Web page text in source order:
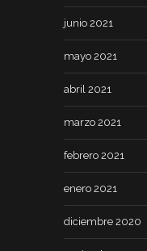
junio 2021
mayo 2021
abril 2021
marzo 2021
febrero 2021
enero 2021
diciembre 2020